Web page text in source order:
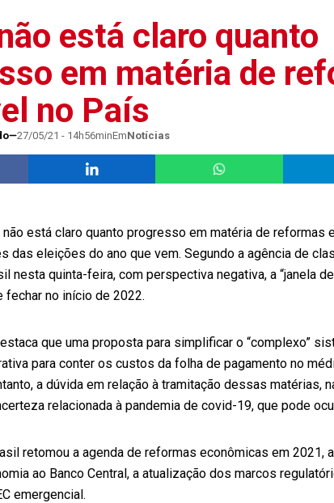
está claro quanto
em matéria de
no País
27/05/21 - 14h56minEmNotícias
não está claro quanto progresso em matéria de reformas
das eleições do ano que vem. Segundo a agência de
nesta quinta-feira, com perspectiva negativa, a “janela
no início de 2022.
que uma proposta para simplificar o “complexo”
para conter os custos da folha de pagamento no
a dúvida em relação à tramitação dessas matérias,
relacionada à pandemia de covid-19, que pode
retomou a agenda de reformas econômicas em 2021,
ao Banco Central, a atualização dos marcos
emergencial.